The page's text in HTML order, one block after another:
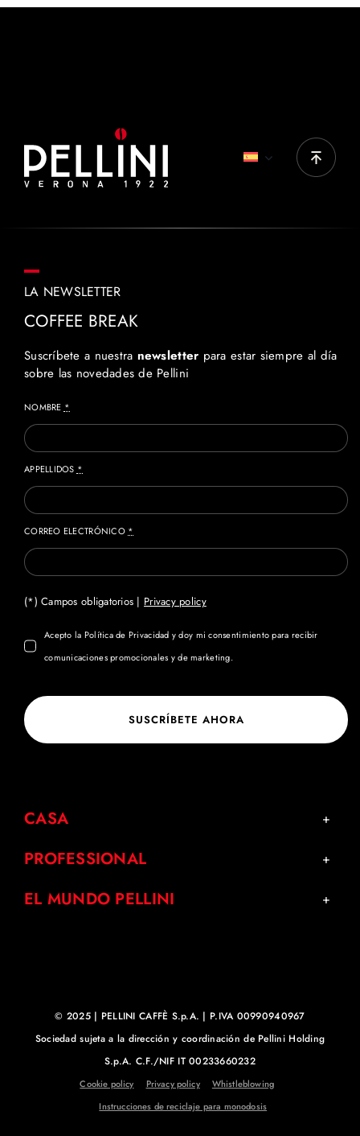
LA NEWSLETTER
COFFEE BREAK
Suscríbete a nuestra newsletter para estar siempre al día
sobre las novedades de Pellini
NOMBRE *
APPELLIDOS *
CORREO ELECTRÓNICO *
(*) Campos obligatorios | Privacy policy
Acepto la Política de Privacidad y doy mi consentimiento para recibir
comunicaciones promocionales y de marketing.
SUSCRÍBETE AHORA
CASA
PROFESSIONAL
EL MUNDO PELLINI
© 2025 | PELLINI CAFFÈ S.p.A. | P.IVA 00990940967
Sociedad sujeta a la dirección y coordinación de Pellini Holding
S.p.A. C.F./NIF IT 00233660232
Cookie policy Privacy policy
Whistleblowing
Instrucciones de reciclaje para monodosis